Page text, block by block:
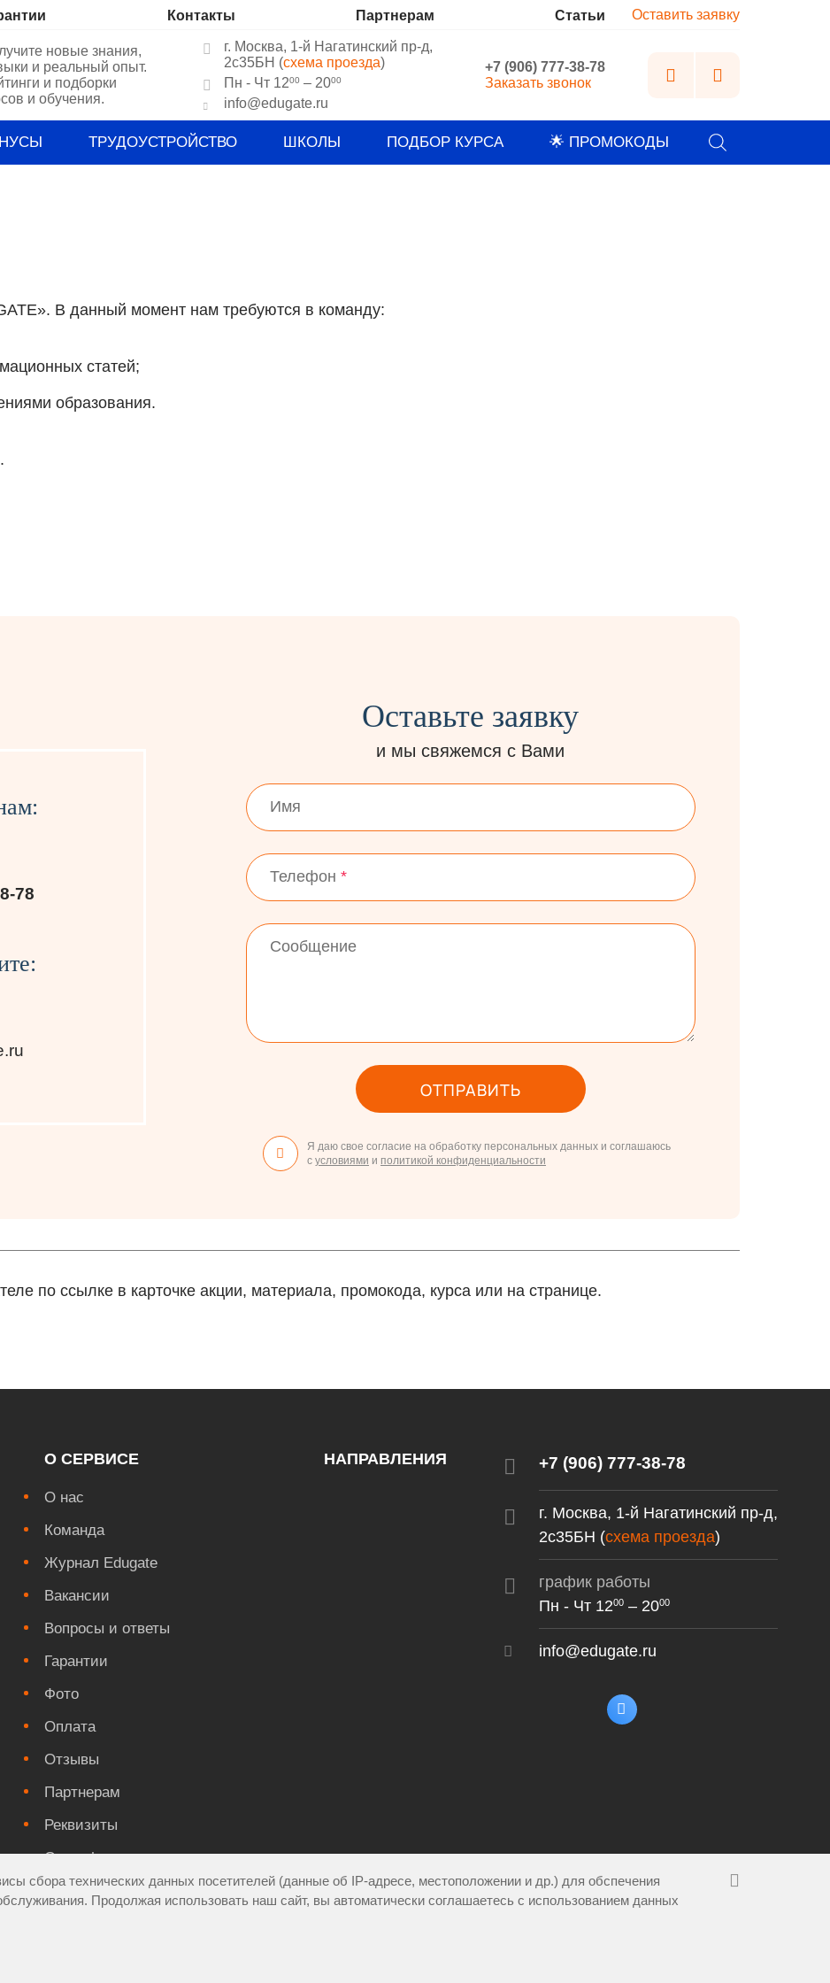
Контакты Партнерам Статьи Оставить заявку
новые знания,
и реальный опыт.
и подборки
и обучения.
г. Москва, 1-й Нагатинский пр-д,
2c35БН (схема проезда)
Пн - Чт 1200 – 2000
info@edugate.ru
+7 (906) 777-38-78
Заказать звонок
ТРУДОУСТРОЙСТВО ШКОЛЫ ПОДБОР КУРСА 🌟 ПРОМОКОДЫ
товаров
В данный момент нам требуются в команду:
статей;
образования.
78
Оставьте заявку
и мы свяжемся с Вами
Имя
Телефон *
Сообщение
ОТПРАВИТЬ
Я даю свое согласие на обработку персональных данных и соглашаюсь
с условиями и политикой конфиденциальности
по ссылке в карточке акции, материала, промокода, курса или на странице.
О СЕРВИСЕ
О нас
Команда
Журнал Edugate
Вакансии
Вопросы и ответы
Гарантии
Фото
Оплата
Отзывы
Партнерам
Реквизиты
Сертификаты и документы
Контакты
НАПРАВЛЕНИЯ +7 (906) 777-38-78
г. Москва, 1-й Нагатинский пр-д,
2c35БН (схема проезда)
график работы
Пн - Чт 1200 – 2000
info@edugate.ru
сбора технических данных посетителей (данные об IP-адресе, местоположении и др.) для обспечения
Продолжая использовать наш сайт, вы автоматически соглашаетесь с использованием данных